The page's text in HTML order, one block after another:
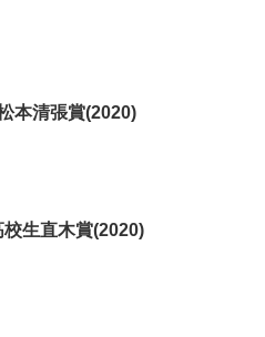
本清張賞(2020)
校生直木賞(2020)